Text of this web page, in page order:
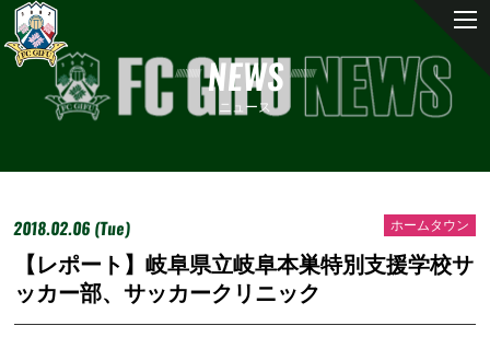
NEWS
ニュース
2018.02.06 (Tue) ホームタウン
【レポート】岐阜県立岐阜本巣特別支援学校サ
ッカー部、サッカークリニック